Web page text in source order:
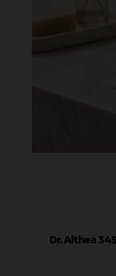
Dr. Althea